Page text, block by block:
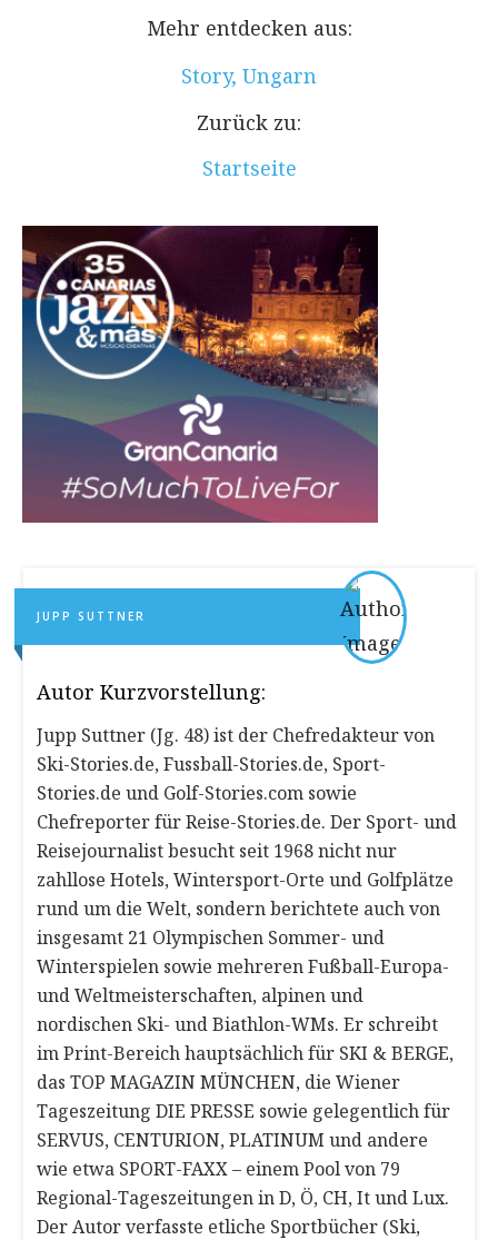
Mehr entdecken aus:
Story, Ungarn
Zurück zu:
Startseite
JUPP SUTTNER
Autor Kurzvorstellung:
Jupp Suttner (Jg. 48) ist der Chefredakteur von
Ski-Stories.de, Fussball-Stories.de, Sport-
Stories.de und Golf-Stories.com sowie
Chefreporter für Reise-Stories.de. Der Sport- und
Reisejournalist besucht seit 1968 nicht nur
zahllose Hotels, Wintersport-Orte und Golfplätze
rund um die Welt, sondern berichtete auch von
insgesamt 21 Olympischen Sommer- und
Winterspielen sowie mehreren Fußball-Europa-
und Weltmeisterschaften, alpinen und
nordischen Ski- und Biathlon-WMs. Er schreibt
im Print-Bereich hauptsächlich für SKI & BERGE,
das TOP MAGAZIN MÜNCHEN, die Wiener
Tageszeitung DIE PRESSE sowie gelegentlich für
SERVUS, CENTURION, PLATINUM und andere
wie etwa SPORT-FAXX – einem Pool von 79
Regional-Tageszeitungen in D, Ö, CH, It und Lux.
Der Autor verfasste etliche Sportbücher (Ski,